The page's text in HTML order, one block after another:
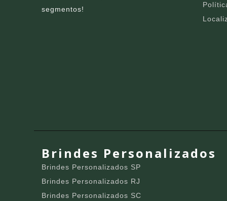
segmentos!
Brindes Personalizados
Brindes Personalizados SP
Brindes Personalizados RJ
Brindes Personalizados SC